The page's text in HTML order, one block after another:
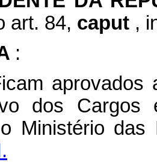
art. 84, caput ,
:
aprovados
dos
Ministério